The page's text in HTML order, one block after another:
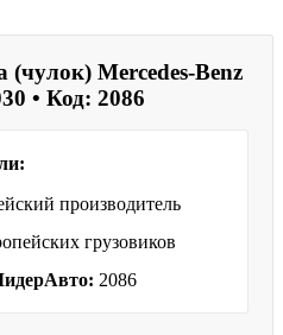
(чулок) Mercedes-Benz
• Код: 2086
производитель
грузовиков
2086